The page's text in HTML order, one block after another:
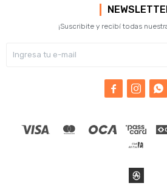
¡Suscribite y recibí todas
  